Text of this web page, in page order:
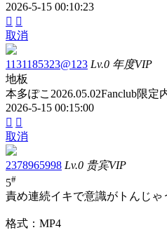
2026-5-15 00:10:23
 
取消
1131185323@123 Lv.0 年度VIP
地板
本多ぽこ2026.05.02Fanclub限定
2026-5-15 00:15:00
 
取消
2378965998 Lv.0 贵宾VIP
5#
責め連続イキで意識がトんじ
格式：MP4